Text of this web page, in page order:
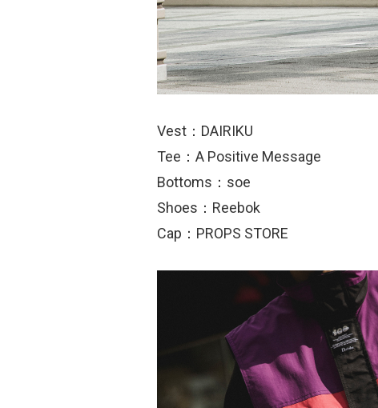
Vest：DAIRIKU
Tee：A Positive Message
Bottoms：soe
Shoes：Reebok
Cap：PROPS STORE